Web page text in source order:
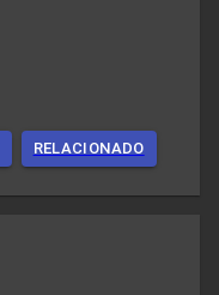
RELACIONADO